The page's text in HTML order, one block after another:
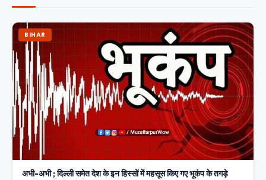
BIHAR
अभी-अभी ; दिल्ली समेत देश के इन हिस्सों में महसूस किए गए भूकंप के तगड़े